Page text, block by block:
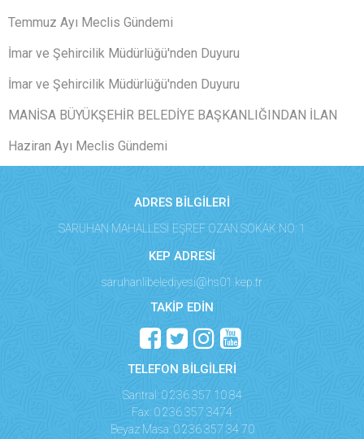
Temmuz Ayı Meclis Gündemi
İmar ve Şehircilik Müdürlüğü'nden Duyuru
İmar ve Şehircilik Müdürlüğü'nden Duyuru
MANİSA BÜYÜKŞEHİR BELEDİYE BAŞKANLIĞINDAN İLAN
Haziran Ayı Meclis Gündemi
ADRES BİLGİLERİ
SARUHAN MAHALLESİ EŞREF OZAN SOKAK NO: 1
KEP ADRESİ
saruhanlibelediyesi@hs01.kep.tr
TAKİP EDİN
TELEFON BİLGİLERİ
Santral: 0 236 357 10 84
Fax: 0 236 357 3474
Beyaz Masa: 0 236 357 34 70